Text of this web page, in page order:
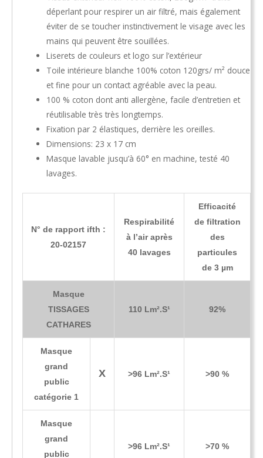
déperlant pour respirer un air filtré, mais également
éviter de se toucher instinctivement le visage avec les
mains qui peuvent être souillées.
Liserets de couleurs et logo sur l’extérieur
Toile intérieure blanche 100% coton 120grs/ m² douce
et fine pour un contact agréable avec la peau.
100 % coton dont anti allergène, facile d’entretien et
réutilisable très très longtemps.
Fixation par 2 élastiques, derrière les oreilles.
Dimensions: 23 x 17 cm
Masque lavable jusqu’à 60° en machine, testé 40
lavages.
N° de rapport ifth :
20-02157
Respirabilité
à l’air après
40 lavages
Efficacité
de filtration
des
particules
de 3 µm
Masque
TISSAGES
CATHARES
110 Lm².S¹ 92%
Masque
grand
public
catégorie 1
X ˃96 Lm².S¹ ˃90 %
Masque
grand
public
˃96 Lm².S¹ ˃70 %